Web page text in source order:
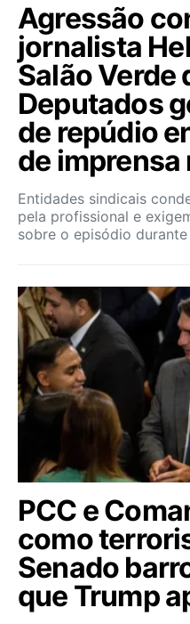
Agressão
jornalista
Salão Verde
Deputados
de repúdio
de imprensa
Entidades sindicais
pela profissional e
sobre o episódio
PCC e
como
Senado
que Trump